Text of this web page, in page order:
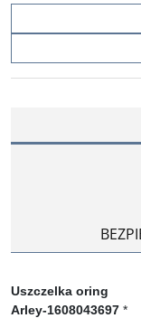
Uszczelka oring
Arley-1608043697 *